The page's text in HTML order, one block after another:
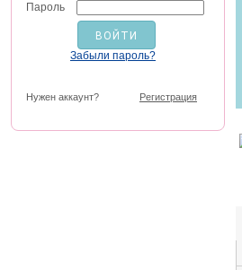
Пароль
Забыли пароль?
Нужен аккаунт? Регистрация